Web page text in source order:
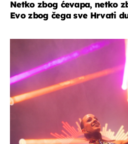
Netko zbog ćevapa, netko
Evo zbog čega sve Hrvati